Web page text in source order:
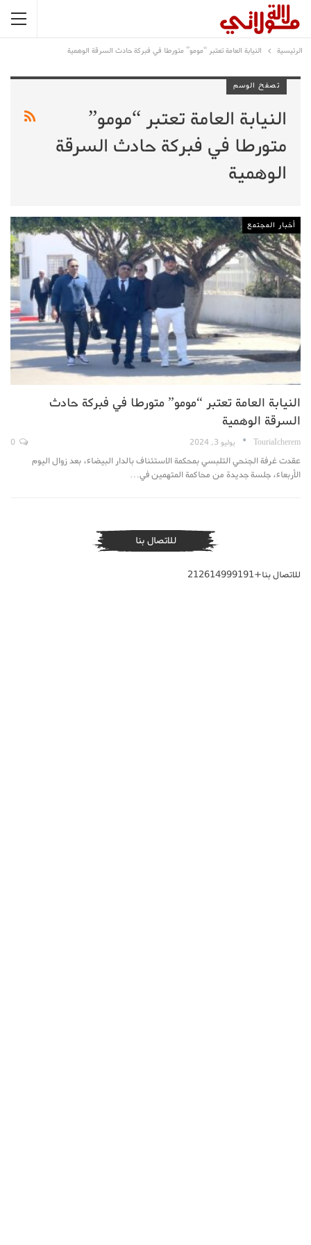
الرئيسية النيابة العامة تعتبر “مومو” متورطا في فبركة حادث السرقة الوهمية
تصفح الوسم
النيابة العامة تعتبر “مومو”
متورطا في فبركة حادث السرقة
الوهمية
أخبار المجتمع
النيابة العامة تعتبر “مومو” متورطا في فبركة حادث
السرقة الوهمية
TouriaIcherem يوليو 3, 2024
عقدت غرفة الجنحي التلبسي بمحكمة الاستئناف بالدار البيضاء، بعد زوال اليوم
الأربعاء، جلسة جديدة من محاكمة المتهمين في…
للاتصال بنا
للاتصال بنا+212614999191